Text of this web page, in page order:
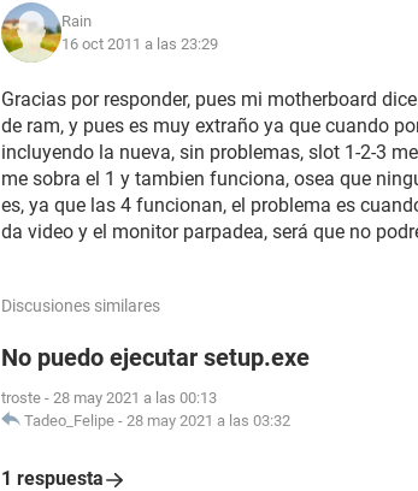
Rain
16 oct 2011 a las 23:29
Gracias por responder, pues mi motherboard
de ram, y pues es muy extraño ya que cuando
incluyendo la nueva, sin problemas, slot 1-2-3
me sobra el 1 y tambien funciona, osea que
es, ya que las 4 funcionan, el problema es
da video y el monitor parpadea, será que no
Discusiones similares
No puedo ejecutar setup.exe
troste - 28 may 2021 a las 00:13
Tadeo_Felipe - 28 may 2021 a las 03:32
1 respuesta